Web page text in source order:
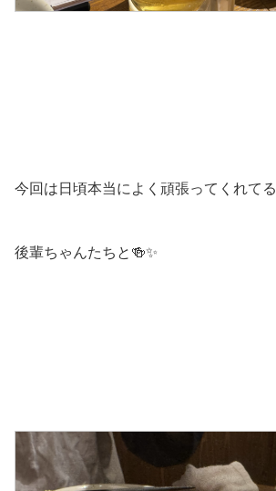
今回は日頃本当によく頑張ってくれてる
後輩ちゃんたちと🍻✨